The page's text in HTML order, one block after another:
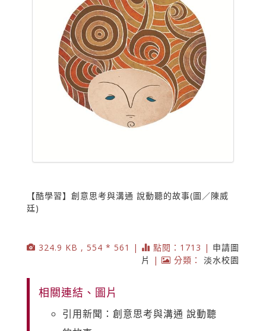
【酷學習】創意思考與溝通 說動聽的故事(圖／陳威
廷)
324.9 KB , 554 * 561 | 點閱：1713 | 申請圖
片
| 分類： 淡水校園
相關連結、圖片
引用新聞：創意思考與溝通 說動聽